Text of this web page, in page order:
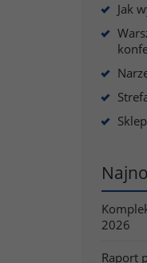
Jak
Sklep
2026
Raport